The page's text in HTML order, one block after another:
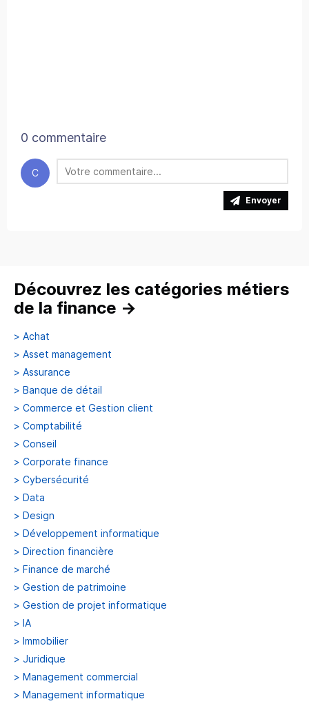
0 commentaire
C
Envoyer
Découvrez les catégories métiers
de la finance →
> Achat
> Asset management
> Assurance
> Banque de détail
> Commerce et Gestion client
> Comptabilité
> Conseil
> Corporate finance
> Cybersécurité
> Data
> Design
> Développement informatique
> Direction financière
> Finance de marché
> Gestion de patrimoine
> Gestion de projet informatique
> IA
> Immobilier
> Juridique
> Management commercial
> Management informatique